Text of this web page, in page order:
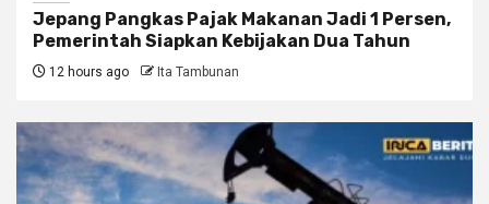
Jepang Pangkas Pajak Makanan Jadi 1 Persen,
Pemerintah Siapkan Kebijakan Dua Tahun
12 hours ago Ita Tambunan